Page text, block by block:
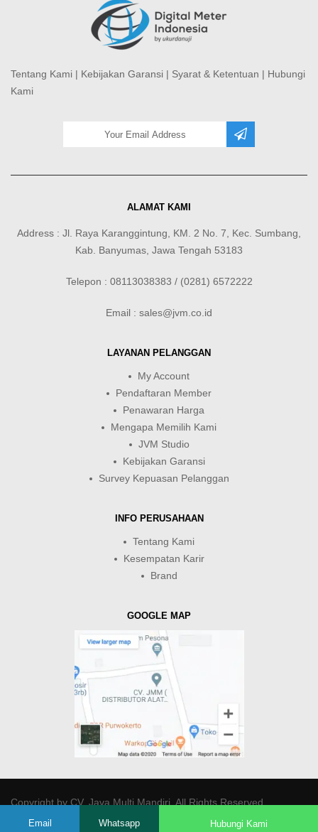
Tentang Kami | Kebijakan Garansi | Syarat & Ketentuan | Hubungi
Kami
ALAMAT KAMI
Address : Jl. Raya Karanggintung, KM. 2 No. 7, Kec. Sumbang,
Kab. Banyumas, Jawa Tengah 53183
Telepon : 08113038383 / (0281) 6572222
Email : sales@jvm.co.id
LAYANAN PELANGGAN
My Account
Pendaftaran Member
Penawaran Harga
Mengapa Memilih Kami
JVM Studio
Kebijakan Garansi
Survey Kepuasan Pelanggan
INFO PERUSAHAAN
Tentang Kami
Kesempatan Karir
Brand
GOOGLE MAP
Copyright byCV. Java Multi Mandiri. All Rights Reserved.
Email Whatsapp Hubungi Kami